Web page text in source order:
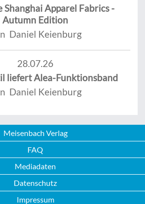
Apparel Fabrics -
Autumn Edition
Daniel Keienburg
28.07.26
liefert Alea-Funktionsband
Daniel Keienburg
Meisenbach Verlag
FAQ
Mediadaten
Datenschutz
Impressum